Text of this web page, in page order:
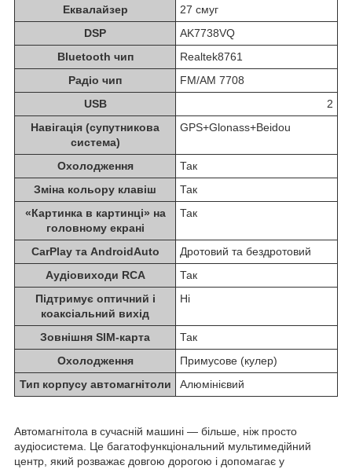
Еквалайзер
27 смуг
DSP
AK7738VQ
Bluetooth чип
Realtek8761
Радіо чип
FM/AM 7708
USB
2
Навігація (супутникова
система)
GPS+Glonass+Beidou
Охолодження
Так
Зміна кольору клавіш
Так
«Картинка в картинці» на
головному екрані
Так
CarPlay та AndroidAuto
Дротовий та бездротовий
Аудіовиходи RCA
Так
Підтримує оптичний і
коаксіальний вихід
Ні
Зовнішня SIM-карта
Так
Охолодження
Примусове (кулер)
Тип корпусу автомагнітоли
Алюмінієвий
Автомагнітола в сучасній машині — більше, ніж просто
аудіосистема. Це багатофункціональний мультимедійний
центр, який розважає довгою дорогою і допомагає у